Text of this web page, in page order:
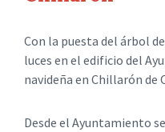
Con la puesta del árbol
luces en el edificio del
navideña en Chillarón de
Desde el Ayuntamiento